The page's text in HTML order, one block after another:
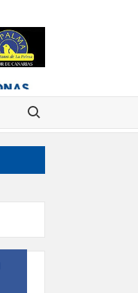
Buscar: